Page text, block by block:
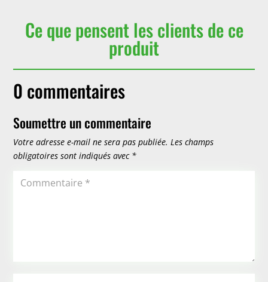
Ce que pensent les clients de ce
produit
0 commentaires
Soumettre un commentaire
Votre adresse e-mail ne sera pas publiée. Les champs
obligatoires sont indiqués avec *